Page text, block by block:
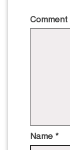
Comment
Name *